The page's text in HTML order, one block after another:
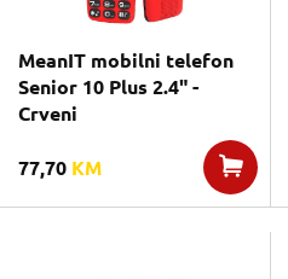
MeanIT mobilni telefon
Senior 10 Plus 2.4" -
Crveni
77,70 KM